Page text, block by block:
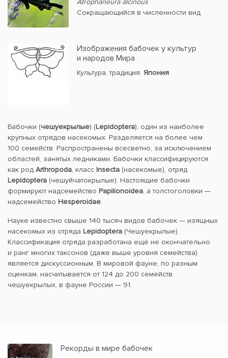
Atrophaneura alcinous
Сокращающийся в численности вид
Изображения бабочек у культур
и народов Мира
Культура, традиция: Япония
Бабочки (чешуекрылые) (Lepidoptera), один из наиболее
крупных отрядов насекомых. Разделяется на более чем
100 семейств. Распространены всесветно, за исключением
областей, занятых ледниками. Бабочки классифицируются
как род Arthropoda, класс Insecta (насекомые), отряд
Lepidoptera (чешуйчатокрылые). Настоящие бабочки
формируют надсемейство Papilionoidea, а толстоголовки —
надсемейство Hesperoidae.
Науке известно свыше 140 тысяч видов бабочек — изящных
насекомых из отряда Lepidoptera (Чешуекрылые).
Классификация отряда разработана ещё не окончательно
и ранг многих таксонов (даже выше уровня семейства)
является дискуссионным. В мировой фауне, по разным
оценкам, насчитывается от 124 до 200 семейств
чешуекрылых, в фауне России — 91.
Рекорды в мире бабочек